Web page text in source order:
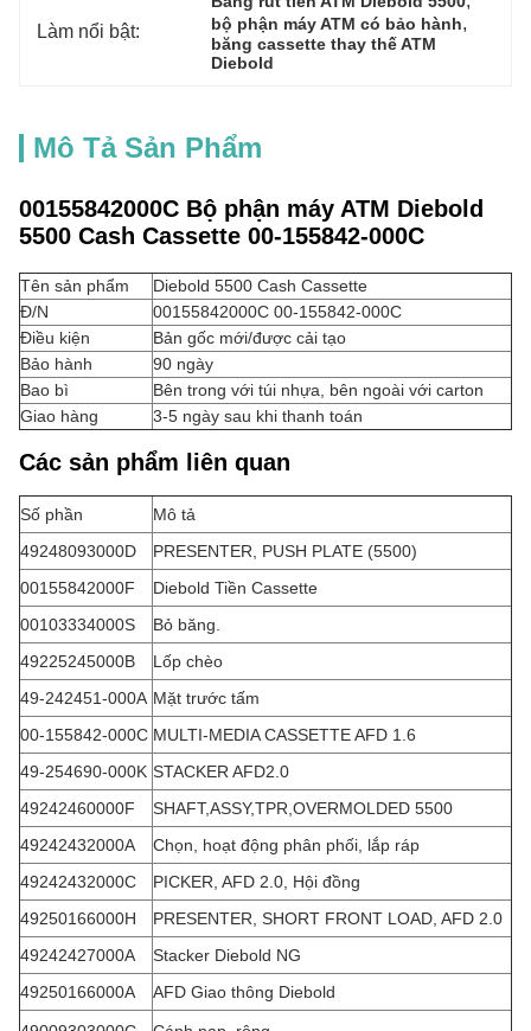
Làm nổi bật: bộ phận máy ATM có bảo hành,
băng cassette thay thế ATM
Diebold
Mô Tả Sản Phẩm
00155842000C Bộ phận máy ATM Diebold
5500 Cash Cassette 00-155842-000C
Tên sản phẩm
Diebold 5500 Cash Cassette
Đ/N
00155842000C 00-155842-000C
Điều kiện
Bản gốc mới/được cải tạo
Bảo hành
90 ngày
Bao bì
Bên trong với túi nhựa, bên ngoài với carton
Giao hàng
3-5 ngày sau khi thanh toán
Các sản phẩm liên quan
Số phần
Mô tả
49248093000D
PRESENTER, PUSH PLATE (5500)
00155842000F
Diebold Tiền Cassette
00103334000S
Bỏ băng.
49225245000B
Lốp chèo
49-242451-000A Mặt trước tấm
00-155842-000C MULTI-MEDIA CASSETTE AFD 1.6
49-254690-000K STACKER AFD2.0
49242460000F
SHAFT,ASSY,TPR,OVERMOLDED 5500
49242432000A
Chọn, hoạt động phân phối, lắp ráp
49242432000C
PICKER, AFD 2.0, Hội đồng
49250166000H
PRESENTER, SHORT FRONT LOAD, AFD 2.0
49242427000A
Stacker Diebold NG
49250166000A
AFD Giao thông Diebold